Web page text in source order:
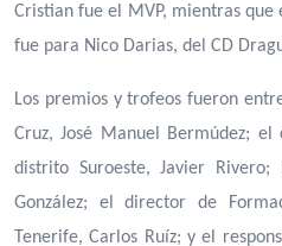
Cristian fue el MVP, mientras
fue para Nico Darias, del CD
Los premios y trofeos fueron
Cruz, José Manuel Bermúdez;
distrito Suroeste, Javier
González; el director de
Tenerife, Carlos Ruíz; y el